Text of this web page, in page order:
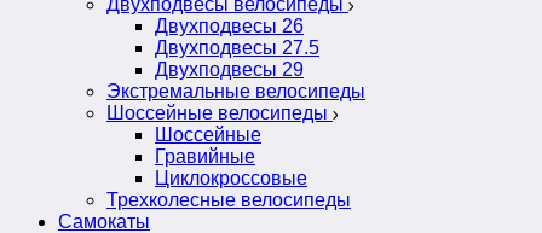
Двухподвесы велосипеды
Двухподвесы 26
Двухподвесы 27.5
Двухподвесы 29
Экстремальные велосипеды
Шоссейные велосипеды
Шоссейные
Гравийные
Циклокроссовые
Трехколесные велосипеды
Самокаты